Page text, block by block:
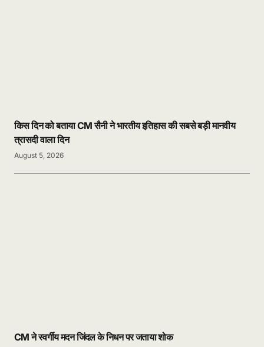
किस दिन को बताया CM सैनी ने भारतीय इतिहास की सबसे बड़ी मानवीय
त्रासदी वाला दिन
August 5, 2026
CM ने स्वर्गीय मदन जिंदल के निधन पर जताया शोक